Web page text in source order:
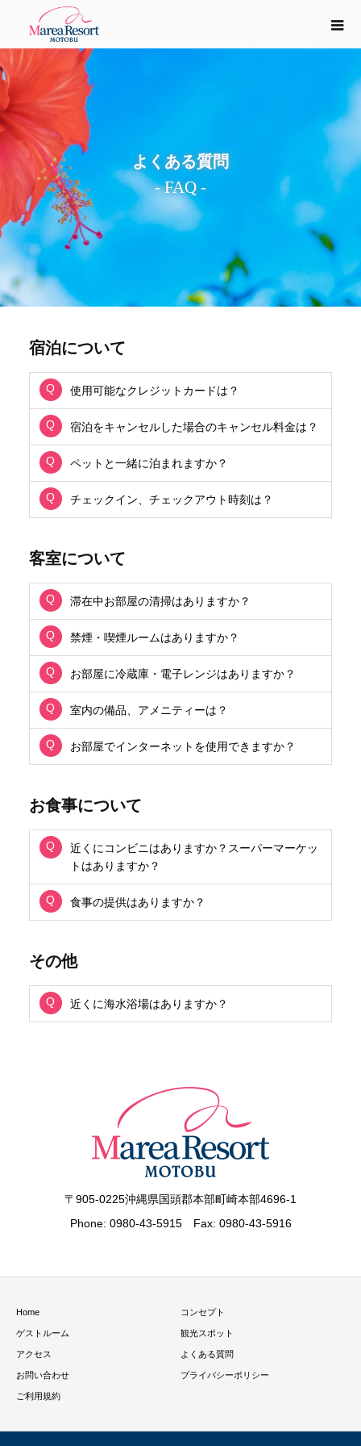
よくある質問
宿泊について
使用可能なクレジットカードは？
宿泊をキャンセルした場合のキャンセル料金は？
ペットと一緒に泊まれますか？
チェックイン、チェックアウト時刻は？
客室について
滞在中お部屋の清掃はありますか？
禁煙・喫煙ルームはありますか？
お部屋に冷蔵庫・電子レンジはありますか？
室内の備品、アメニティーは？
お部屋でインターネットを使用できますか？
お食事について
近くにコンビニはありますか？スーパーマーケッ
トはありますか？
食事の提供はありますか？
その他
近くに海水浴場はありますか？
〒905-0225沖縄県国頭郡本部町崎本部4696-1
Phone: 0980-43-5915 Fax: 0980-43-5916
Home コンセプト
ゲストルーム 観光スポット
アクセス よくある質問
お問い合わせ プライバシーポリシー
ご利用規約